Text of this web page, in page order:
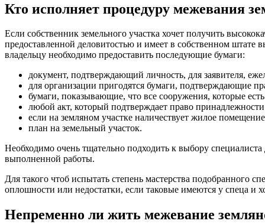
Кто исполняет процедуру межевания
Если собственник земельного участка хочет получить
предоставленной деловитостью и имеет в собственном штате
владельцу необходимо предоставить последующие бумаги:
документ, подтверждающий личность, для заявителя,
для организации пригодятся бумаги, подтверждающие
бумаги, показывающие, что все сооружения, которые
любой акт, который подтверждает право
если на земляном участке наличествует жилое
план на земельный участок.
Необходимо очень тщательно подходить к выбору специалиста
выполненной работы.
Для такого чтоб испытать степень мастерства подобранного
оплошности или недостатки, если таковые имеются у спеца и
Непременно ли жить межевание